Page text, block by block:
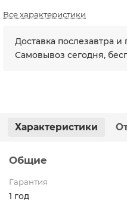
Все характеристики
Доставка послезавтра и
Самовывоз сегодня,
Характеристики
Общие
Гарантия
1 год